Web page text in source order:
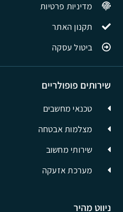
ניווט מהיר
שירותים פופולריים
טכנאי מחשבים
מצלמות אבטחה
שירותי מחשוב
מערכת אזעקה
מדיניות פרטיות
תקנון האתר
ביטול עסקה